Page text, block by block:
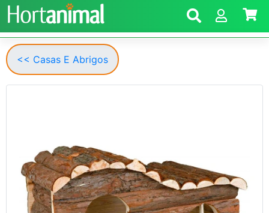
<< Casas E Abrigos